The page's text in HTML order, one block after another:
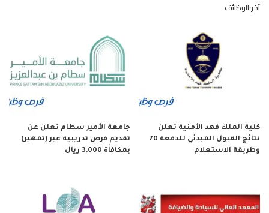
آخر الوظائف
كلية الملك فهد الأمنية تعلن
نتائج القبول المبدئي للدفعة 70
وطريقة الاستعلام
جامعة الأمير سطام تعلن عن
تقديم فرص تدريبية عبر (تمهير)
بمكافأة 3,000 ريال